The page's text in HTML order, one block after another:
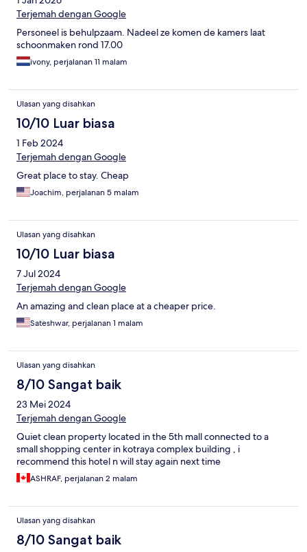
Terjemah dengan Google
Personeel is behulpzaam. Nadeel ze komen de kamers laat
schoonmaken rond 17.00
ivony, perjalanan 11 malam
Ulasan yang disahkan
10/10 Luar biasa
1 Feb 2024
Terjemah dengan Google
Great place to stay. Cheap
Joachim, perjalanan 5 malam
Ulasan yang disahkan
10/10 Luar biasa
7 Jul 2024
Terjemah dengan Google
An amazing and clean place at a cheaper price.
Sateshwar, perjalanan 1 malam
Ulasan yang disahkan
8/10 Sangat baik
23 Mei 2024
Terjemah dengan Google
Quiet clean property located in the 5th mall connected to a
small shopping center in kotraya complex building , i
recommend this hotel n will stay again next time
ASHRAF, perjalanan 2 malam
Ulasan yang disahkan
8/10 Sangat baik